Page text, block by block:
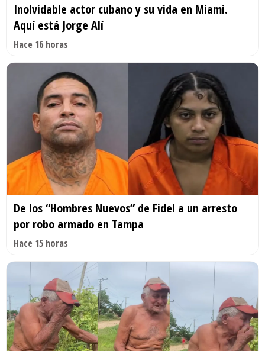
Inolvidable actor cubano y su vida en Miami.
Aquí está Jorge Alí
Hace 16 horas
De los “Hombres Nuevos” de Fidel a un arresto
por robo armado en Tampa
Hace 15 horas